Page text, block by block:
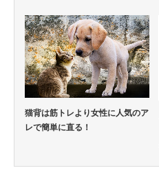
猫背は筋トレより女性に人気のア
レで簡単に直る！